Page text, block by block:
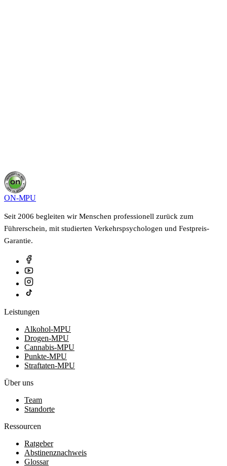
ON-MPU
Seit 2006 begleiten wir Menschen professionell zurück zum
Führerschein, mit studierten Verkehrspsychologen und Festpreis-
Garantie.
Leistungen
Alkohol-MPU
Drogen-MPU
Cannabis-MPU
Punkte-MPU
Straftaten-MPU
Über uns
Team
Standorte
Ressourcen
Ratgeber
Abstinenznachweis
Glossar